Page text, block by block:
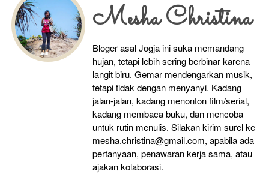
Mesha Christina
Bloger asal Jogja ini suka memandang
hujan, tetapi lebih sering berbinar karena
langit biru. Gemar mendengarkan musik,
tetapi tidak dengan menyanyi. Kadang
jalan-jalan, kadang menonton film/serial,
kadang membaca buku, dan mencoba
untuk rutin menulis. Silakan kirim surel ke
mesha.christina@gmail.com, apabila ada
pertanyaan, penawaran kerja sama, atau
ajakan kolaborasi.